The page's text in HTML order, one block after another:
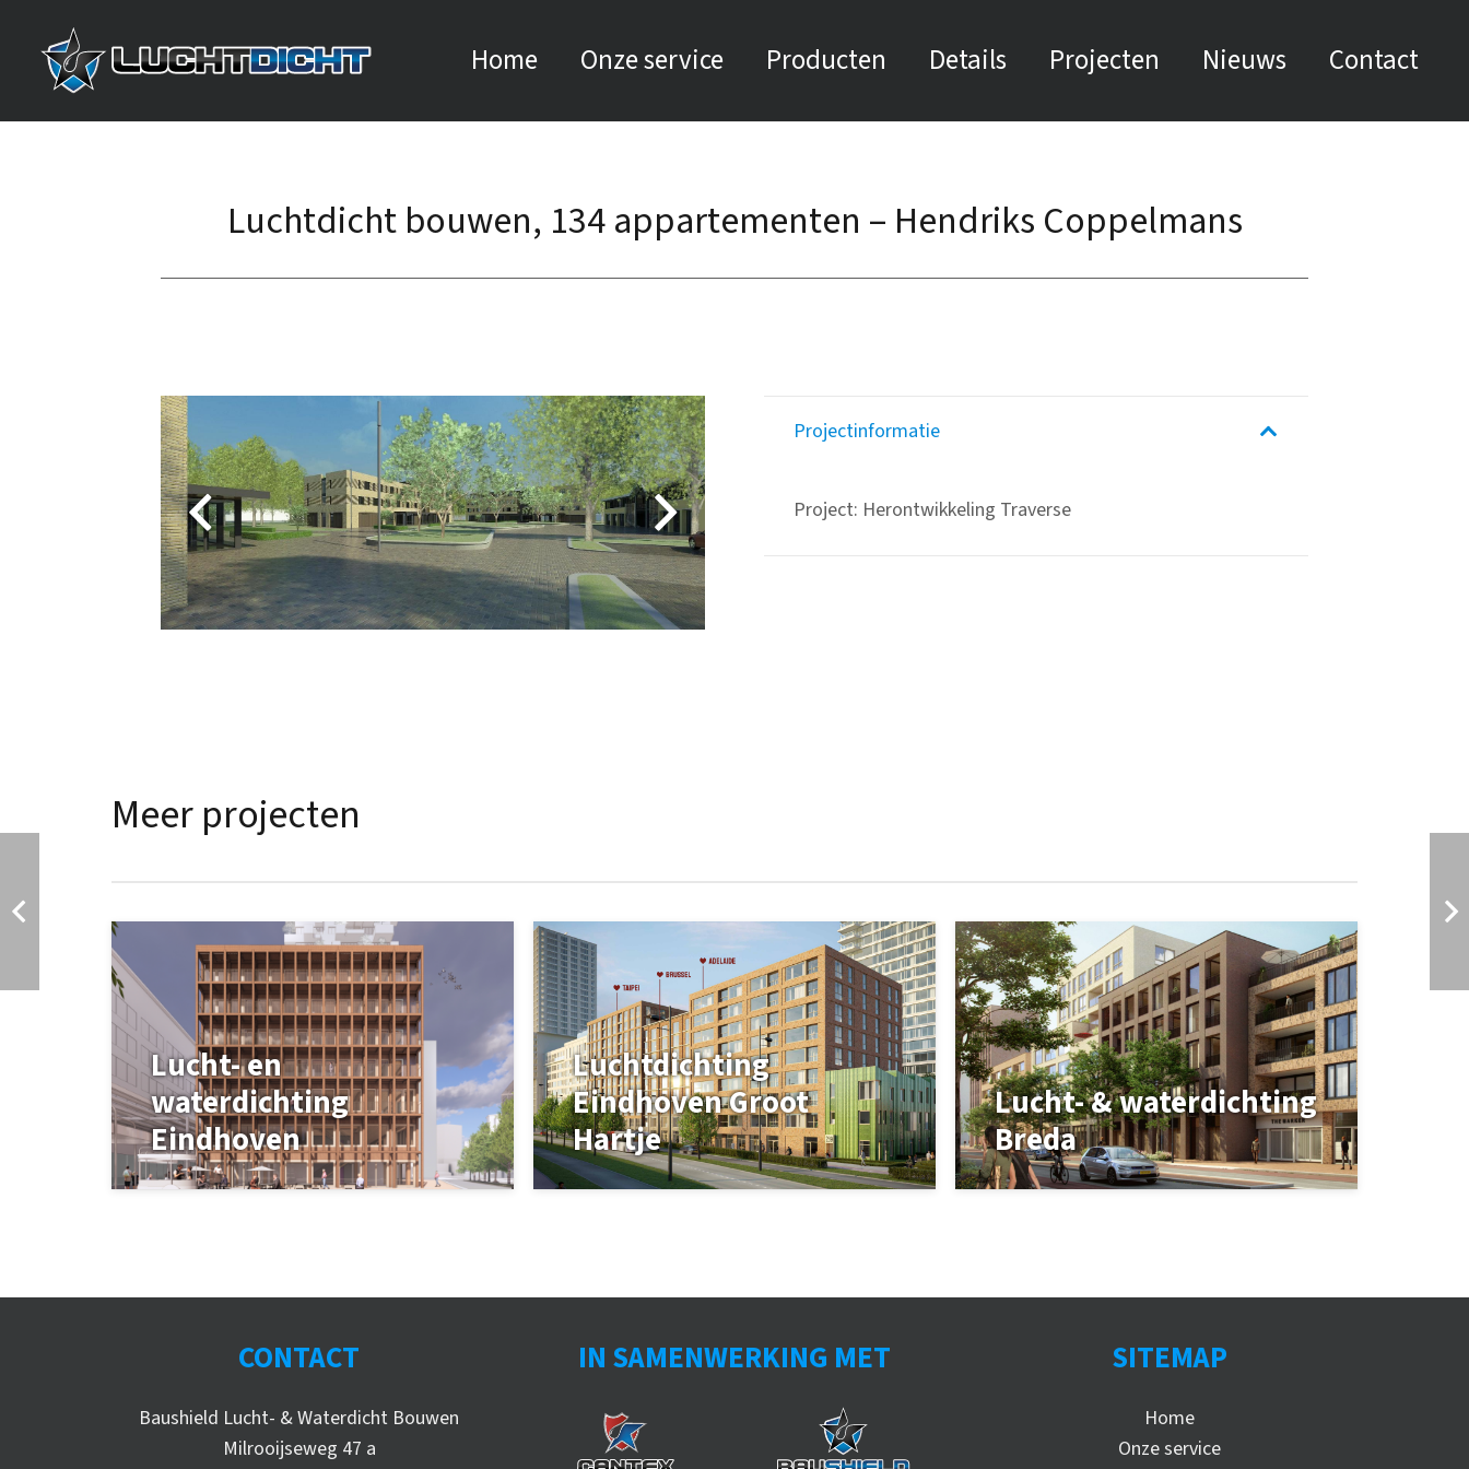
Home Onze service Producten Details Projecten Nieuws Contact
Luchtdicht bouwen, 134 appartementen – Hendriks Coppelmans
Projectinformatie
Project: Herontwikkeling Traverse
Meer projecten
Lucht- en
waterdichting
Eindhoven
Luchtdichting
Eindhoven Groot
Hartje
Lucht- & waterdichting
Breda
CONTACT
Baushield Lucht- & Waterdicht Bouwen
Milrooijseweg 47 a
IN SAMENWERKING MET SITEMAP
Home
Onze service